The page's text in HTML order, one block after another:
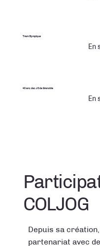
Tram Olympique
En
40 ans des JO de Grenoble
En
COLJOG
Depuis sa
partenariat avec